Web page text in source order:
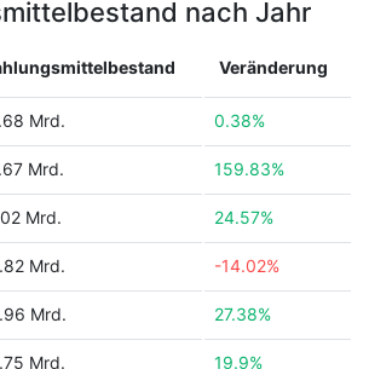
nach Jahr
Veränderung
Mrd. 0.38%
Mrd. 159.83%
Mrd. 24.57%
Mrd. -14.02%
Mrd. 27.38%
Mrd. 19.9%